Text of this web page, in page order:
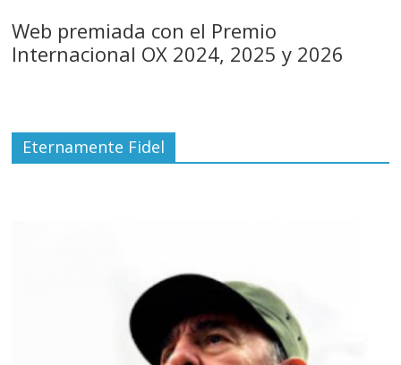
Web premiada con el Premio
Internacional OX 2024, 2025 y 2026
Eternamente Fidel